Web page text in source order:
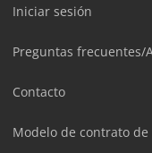
Iniciar sesión
Preguntas frecuentes/
Contacto
Modelo de contrato de